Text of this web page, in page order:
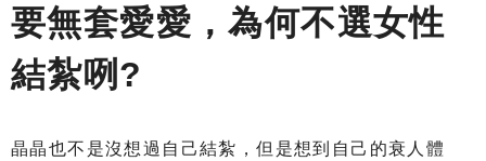
要無套愛愛，為何不選女性
結紮咧?
晶晶也不是沒想過自己結紮，但是想到自己的衰人體